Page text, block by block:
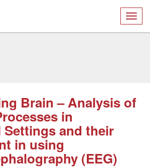
Brain – Analysis of
in
Settings and their
in using
(EEG)